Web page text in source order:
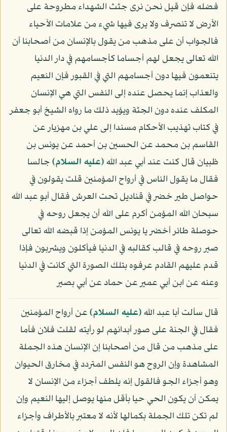
فضله فإن قيل نحن نرى جثث الشهداء مطروحة على
الأرض لا تنصرف ولا يرى فيها شيء من علامات الأحياء
فالجواب أن على مذهب من يقول بالإنسان من أصحابنا أن
الله تعالى يجعل لهم أجساما كأجسامهم في دار الدنيا
يتنعمون فيها دون أجسامهم التي في القبور فإن النعيم
والعذاب إنما يحصل عنده إلى النفس التي هي الإنسان
المكلف عنده دون الجثة ويؤيد ذلك ما رواه الشيخ أبو جعفر
في كتاب تهذيب الأحكام مسندا إلى علي بن مهزيار عن
القاسم بن محمد عن الحسين بن أحمد عن يونس بن
ظبيان قال كنت عند أبي عبد الله(عليه السلام)جالسا
فقال ما يقول الناس في أرواح المؤمنين قلت يقولون في
حواصل طير خضر في قناديل تحت العرش فقال أبو عبد الله
سبحان الله المؤمن أكرم على الله أن يجعل روحه في
حوصلة طائر أخضر يا يونس المؤمن إذا قبضه الله تعالى
صير روحه في قالب كقالبه في الدنيا فيأكلون ويشربون فإذا
قدم عليهم القادم عرفوه بتلك الصورة التي كانت في الدنيا
وعنه عن ابن أبي عمير عن حماد عن أبي بصير
قال سألت أبا عبد الله(عليه السلام)عن أرواح المؤمنين
فقال في الجنة على صور أبدانهم لو رأيته لقلت فلان فأما
على مذهب من قال من أصحابنا إن الإنسان هذه الجملة
المشاهدة وإن الروح هو النفس المتردد في مخارق الحيوان
وهو أجزاء الجو فالقول إنه يلطف أجزاء من الإنسان لا
يمكن أن يكون الحي حيا بأقل منها يوصل إليها النعيم وإن
لم تكن تلك الجملة بكمالها لأنه لا معتبر بالأطراف وأجزاء